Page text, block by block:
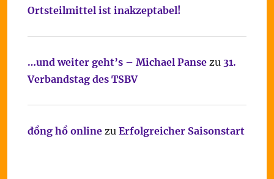
Ortsteilmittel ist inakzeptabel!
…und weiter geht’s – Michael Pansezu 31.
Verbandstag des TSBV
đồng hồ onlinezu Erfolgreicher Saisonstart